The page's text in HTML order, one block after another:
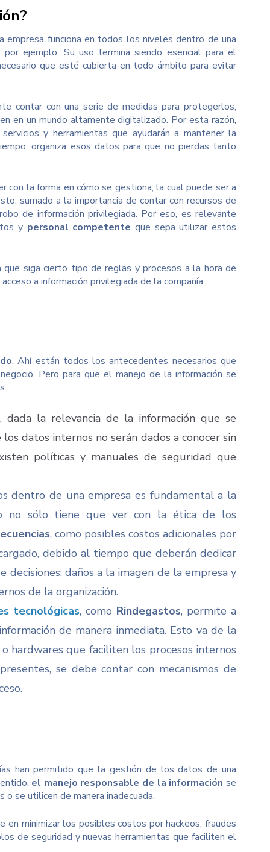
empresa funciona en todos los niveles dentro de una
por ejemplo. Su uso termina siendo esencial para el
que esté cubierta en todo ámbito para evitar
contar con una serie de medidas para protegerlos,
en un mundo altamente digitalizado. Por esta razón,
y herramientas que ayudarán a mantener la
organiza esos datos para que no pierdas tanto
con la forma en cómo se gestiona, la cual puede ser a
sumado a la importancia de contar con recursos de
de información privilegiada. Por eso, es relevante
y personal competente que sepa utilizar estos
siga cierto tipo de reglas y procesos a la hora de
a información privilegiada de la compañía.
. Ahí están todos los antecedentes necesarios que
Pero para que el manejo de la información se
la relevancia de la información que se
datos internos no serán dados a conocer sin
políticas y manuales de seguridad que
dentro de una empresa es fundamental a la
no sólo tiene que ver con la ética de los
, como posibles costos adicionales por
debido al tiempo que deberán dedicar
daños a la imagen de la empresa y
de la organización.
tecnológicas, como Rindegastos, permite a
de manera inmediata. Esto va de la
hardwares que faciliten los procesos internos
se debe contar con mecanismos de
han permitido que la gestión de los datos de una
el manejo responsable de la información se
se utilicen de manera inadecuada.
minimizar los posibles costos por hackeos, fraudes
de seguridad y nuevas herramientas que faciliten el